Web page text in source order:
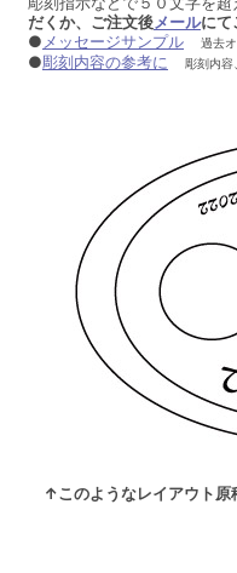
だくか、ご注文後メールにて
● メッセージサンプル 過去オ
●彫刻内容の参考に 彫刻内容
↑このようなレイアウト原